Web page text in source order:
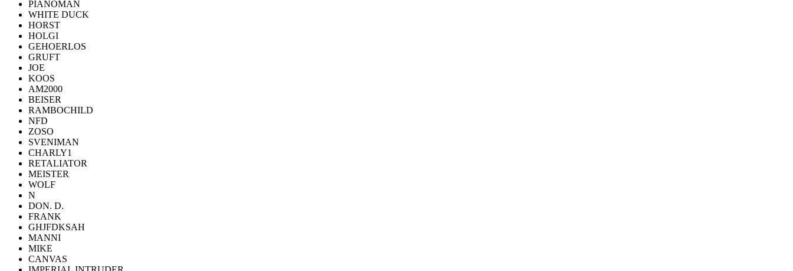
PIANOMAN
WHITE DUCK
HORST
HOLGI
GEHOERLOS
GRUFT
JOE
KOOS
AM2000
BEISER
RAMBOCHILD
NFD
ZOSO
SVENIMAN
CHARLY1
RETALIATOR
MEISTER
WOLF
N
DON. D.
FRANK
GHJFDKSAH
MANNI
MIKE
CANVAS